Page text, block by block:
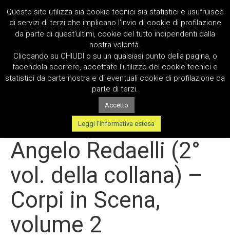
Le fotografie di
Angelo Redaelli (2°
vol. della collana) –
Corpi in Scena,
volume 2
Questo sito utilizza sia cookie tecnici sia statistici e usufruisce
di servizi di terzi che implicano l'invio di cookie di profilazione
da parte di quest'ultimi, cookie del tutto indipendenti dalla
nostra volontà.
Cliccando su CHIUDI o su un qualsiasi punto della pagina, o
facendola scorrere, accettate l'utilizzo dei cookie tecnici e
statistici da parte nostra e di eventuali cookie di profilazione da
parte di terzi.
Accetto
Leggi l'informativa estesa